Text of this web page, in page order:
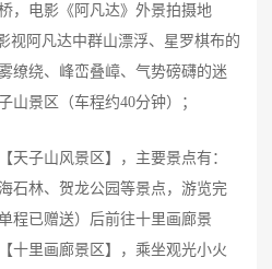
，电影《阿凡达》外景拍摄地
阿凡达中群山漂浮、星罗棋布的
缭绕、峰峦叠嶂、气势磅礴的迷
山景区（车程约40分钟）；
天子山风景区】，主要景点有：
石林、贺龙公园等景点，游览完
程已赠送）后前往十里画廊景
十里画廊景区】，乘坐观光小火